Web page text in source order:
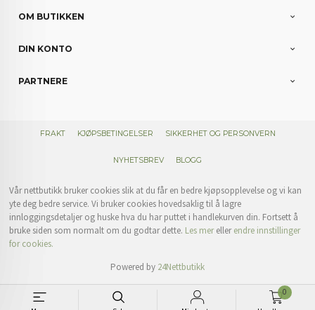
0
OM BUTIKKEN
DIN KONTO
PARTNERE
FRAKT KJØPSBETINGELSER SIKKERHET OG PERSONVERN
NYHETSBREV BLOGG
Vår nettbutikk bruker cookies slik at du får en bedre kjøpsopplevelse og vi kan
yte deg bedre service. Vi bruker cookies hovedsaklig til å lagre
innloggingsdetaljer og huske hva du har puttet i handlekurven din. Fortsett å
bruke siden som normalt om du godtar dette. Les merellerendre innstillinger
for cookies.
Powered by 24Nettbutikk